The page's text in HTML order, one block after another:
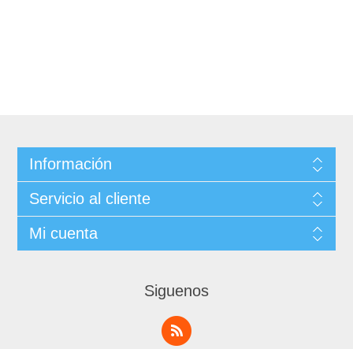
Información
Servicio al cliente
Mi cuenta
Siguenos